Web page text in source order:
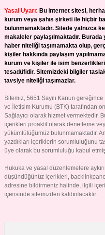
Yasal Uyarı: Bu internet sitesi,
kurum veya şahıs şirketi ile hiçbir
bulunmamaktadır. Sitede yalnızca
makaleler paylaşılmaktadır.
haber niteliği taşımamakta olup,
kişiler hakkında paylaşım
kurum ve kişiler ile isim
tesadüfidir. Sitemizdeki bilgiler
tavsiye niteliği taşımazlar.
Sitemiz, 5651 Sayılı Kanun
ve İletişim Kurumu (BTK) tarafından
Sağlayıcı olarak hizmet vermektedir.
içerikleri proaktif olarak denetleme
yükümlülüğümüz bulunmamaktadır.
yazdıkları içeriklerin sorumluluğunu
üye olarak bu sorumluluğu kabul etmiş
Hukuka ve yasal düzenlemelere
düşündüğünüz içerikleri,
adresine bildirmeniz halinde, ilgili
içerisinde sitemizden kaldırılacaktır.